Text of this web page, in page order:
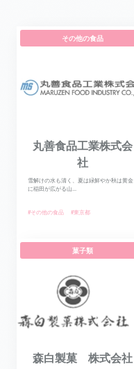
その他の食品
丸善食品工業株式会
社
雪解けの水も清く、夏は緑鮮やか秋は黄金
に稲田が広がる山...
#その他の食品 #東京都
菓子類
森白製菓 株式会社